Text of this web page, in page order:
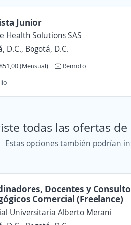
Junior
Health Solutions SAS
D.C., Bogotá, D.C.
(Mensual)
Remoto
todas las ofertas
Estas opciones también podrían
Docentes y
Comercial (Freelance)
Universitaria Alberto Merani